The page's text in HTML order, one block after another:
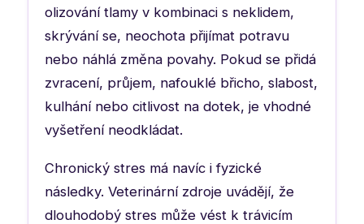
olizování tlamy v kombinaci s neklidem,
skrývání se, neochota přijímat potravu
nebo náhlá změna povahy. Pokud se přidá
zvracení, průjem, nafouklé břicho, slabost,
kulhání nebo citlivost na dotek, je vhodné
vyšetření neodkládat.
Chronický stres má navíc i fyzické
následky. Veterinární zdroje uvádějí, že
dlouhodobý stres může vést k trávicím